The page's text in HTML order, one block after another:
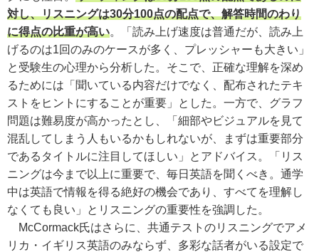
対し、リスニングは30分100点の配点で、解答時間のわり
に得点の比重が高い。「読み上げ速度は普通だが、読み上
げるのは1回のみのケースが多く、プレッシャーも大きい」
と受験生の心理から分析した。そこで、正確な理解を深め
るためには「聞いている内容だけでなく、配布されたテキ
ストをヒントにすることが重要」とした。一方で、グラフ
問題は難易度が高かったとし、「細部やビジュアルを見て
混乱してしまう人もいるかもしれないが、まずは重要部分
であるタイトルに注目してほしい」とアドバイス。「リス
ニングは今まで以上に重要で、毎日英語を聞くべき。通学
中は英語で情報を得る絶好の機会であり、すべてを理解し
なくても良い」とリスニングの重要性を強調した。
McCormack氏はさらに、共通テストのリスニングでアメ
リカ・イギリス英語のみならず、多彩な話者がいる設定で